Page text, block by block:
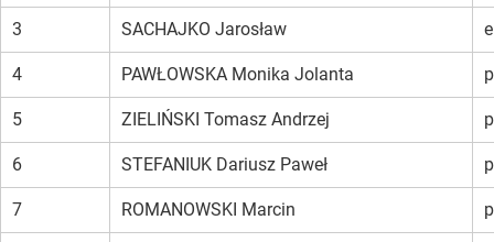
3 SACHAJKO Jarosław
4 PAWŁOWSKA Monika Jolanta
5 ZIELIŃSKI Tomasz Andrzej
6 STEFANIUK Dariusz Paweł
7 ROMANOWSKI Marcin